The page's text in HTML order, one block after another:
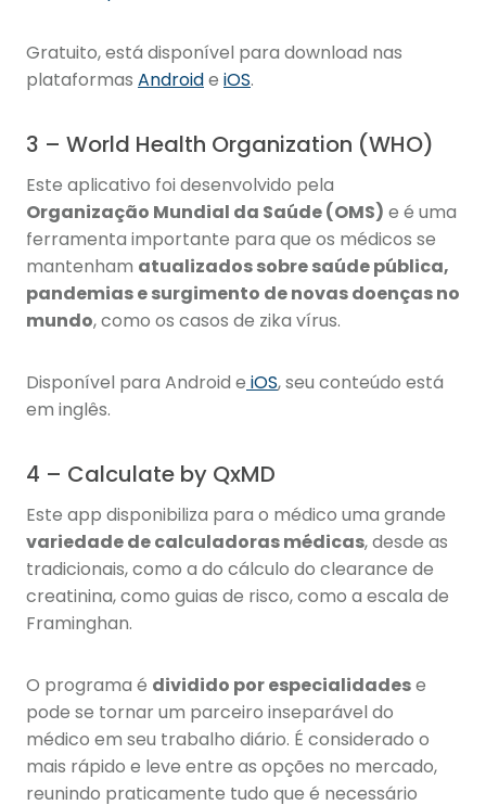
Gratuito, está disponível para download nas
plataformas Androide iOS.
3 – World Health Organization (WHO)
Este aplicativo foi desenvolvido pela
Organização Mundial da Saúde (OMS) e é uma
ferramenta importante para que os médicos se
mantenham atualizados sobre saúde pública,
pandemias e surgimento de novas doenças no
mundo, como os casos de zika vírus.
Disponível para Android e iOS, seu conteúdo está
em inglês.
4 – Calculate by QxMD
Este app disponibiliza para o médico uma grande
variedade de calculadoras médicas, desde as
tradicionais, como a do cálculo do clearance de
creatinina, como guias de risco, como a escala de
Framinghan.
O programa é dividido por especialidadese
pode se tornar um parceiro inseparável do
médico em seu trabalho diário. É considerado o
mais rápido e leve entre as opções no mercado,
reunindo praticamente tudo que é necessário